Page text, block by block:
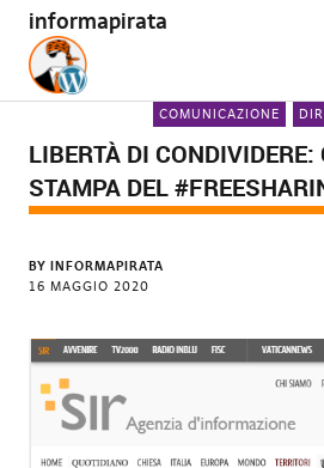
informapirata
COMUNICAZIONE
LIBERTÀ DI
STAMPA DEL
BY INFORMAPIRATA
16 MAGGIO 2020